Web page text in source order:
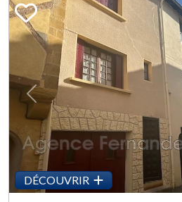
Previous
DÉCOUVRIR